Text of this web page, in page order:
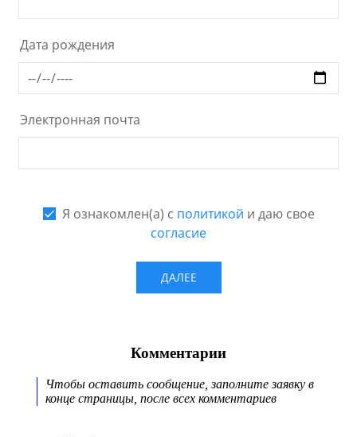
Комментарии
Чтобы оставить сообщение, заполните заявку в
конце страницы, после всех комментариев